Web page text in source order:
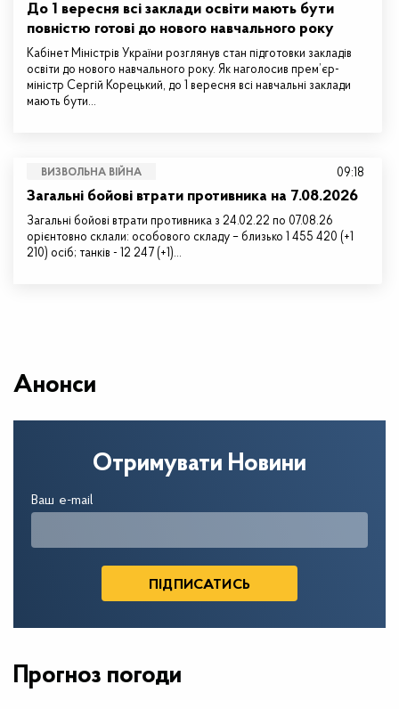
До 1 вересня всі заклади освіти мають бути
повністю готові до нового навчального року
Кабінет Міністрів України розглянув стан підготовки закладів
освіти до нового навчального року. Як наголосив прем’єр-
міністр Сергій Корецький, до 1 вересня всі навчальні заклади
мають бути…
ВИЗВОЛЬНА ВІЙНА
Загальні бойові втрати противника на 7.08.2026
Загальні бойові втрати противника з 24.02.22 по 07.08.26
орієнтовно склали: особового складу – близько 1 455 420 (+1
210) осіб; танків - 12 247 (+1)…
09:18
Анонси
Отримувати Новини
Ваш e-mail
Прогноз погоди